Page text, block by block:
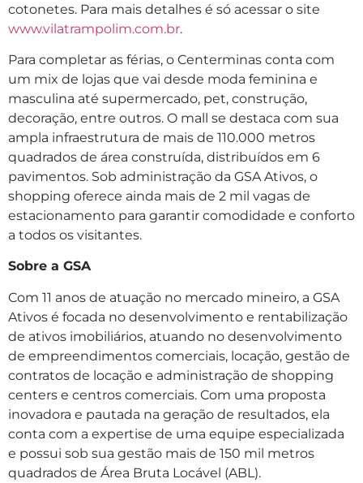
cotonetes. Para mais detalhes é só acessar o site
www.vilatrampolim.com.br.
Para completar as férias, o Centerminas conta com
um mix de lojas que vai desde moda feminina e
masculina até supermercado, pet, construção,
decoração, entre outros. O mall se destaca com sua
ampla infraestrutura de mais de 110.000 metros
quadrados de área construída, distribuídos em 6
pavimentos. Sob administração da GSA Ativos, o
shopping oferece ainda mais de 2 mil vagas de
estacionamento para garantir comodidade e conforto
a todos os visitantes.
Sobre a GSA
Com 11 anos de atuação no mercado mineiro, a GSA
Ativos é focada no desenvolvimento e rentabilização
de ativos imobiliários, atuando no desenvolvimento
de empreendimentos comerciais, locação, gestão de
contratos de locação e administração de shopping
centers e centros comerciais. Com uma proposta
inovadora e pautada na geração de resultados, ela
conta com a expertise de uma equipe especializada
e possui sob sua gestão mais de 150 mil metros
quadrados de Área Bruta Locável (ABL).